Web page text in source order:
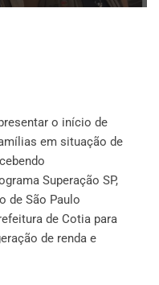
o início de
em situação de
Superação SP,
de São Paulo
de Cotia para
de renda e